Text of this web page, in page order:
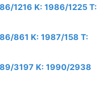
1216 K: 1986/1225 T:
861 K: 1987/158 T:
3197 K: 1990/2938